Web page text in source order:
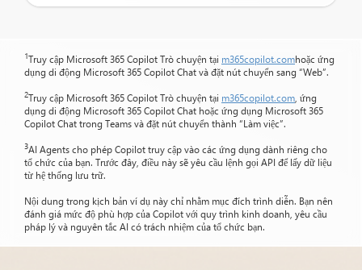
1Truy cập Microsoft 365 Copilot Trò chuyện tại m365copilot.comhoặc ứng
dụng di động Microsoft 365 Copilot Chat và đặt nút chuyển sang “Web”.
2Truy cập Microsoft 365 Copilot Trò chuyện tại m365copilot.com , ứng
dụng di động Microsoft 365 Copilot Chat hoặc ứng dụng Microsoft 365
Copilot Chat trong Teams và đặt nút chuyển thành “Làm việc”.
3AI Agents cho phép Copilot truy cập vào các ứng dụng dành riêng cho
tổ chức của bạn. Trước đây, điều này sẽ yêu cầu lệnh gọi API để lấy dữ liệu
từ hệ thống lưu trữ.
Nội dung trong kịch bản ví dụ này chỉ nhằm mục đích trình diễn. Bạn nên
đánh giá mức độ phù hợp của Copilot với quy trình kinh doanh, yêu cầu
pháp lý và nguyên tắc AI có trách nhiệm của tổ chức bạn.